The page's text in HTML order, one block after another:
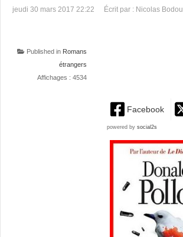
jeudi 30 mars 2017 22:22 Écrit par : Nicolas Bodou
Published in Romans
étrangers
Affichages : 4534
Facebook
powered by social2s